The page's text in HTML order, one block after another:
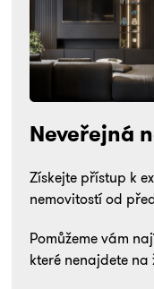
Neveřejná
Získejte přístup k
nemovitostí od
Pomůžeme vám
které nenajdete